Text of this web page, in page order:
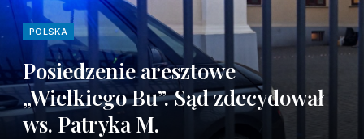
POLSKA
Posiedzenie aresztowe
„Wielkiego Bu”. Sąd zdecydował
ws. Patryka M.